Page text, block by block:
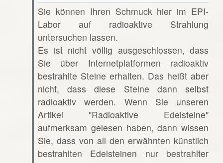
Sie können Ihren Schmuck hier im EPI-
Labor auf radioaktive Strahlung
untersuchen lassen.
Es ist nicht völlig ausgeschlossen, dass
Sie über Internetplatformen radioaktiv
bestrahlte Steine erhalten. Das heißt aber
nicht, dass diese Steine dann selbst
radioaktiv werden. Wenn Sie unseren
Artikel "Radioaktive Edelsteine"
aufmerksam gelesen haben, dann wissen
Sie, dass von all den erwähnten künstlich
bestrahlten Edelsteinen nur bestrahlter